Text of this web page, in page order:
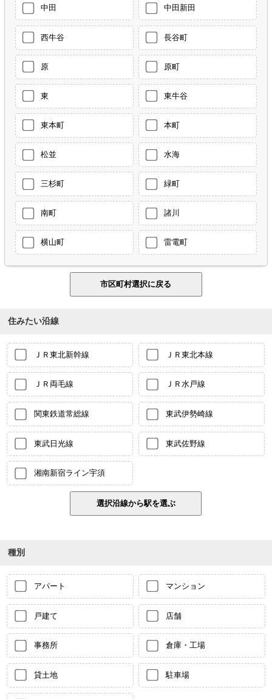
中田 中田新田
西牛谷 長谷町
原 原町
東 東牛谷
東本町 本町
松並 水海
三杉町 緑町
南町 諸川
横山町 雷電町
住みたい沿線
ＪＲ東北新幹線 ＪＲ東北本線
ＪＲ両毛線 ＪＲ水戸線
関東鉄道常総線 東武伊勢崎線
東武日光線 東武佐野線
湘南新宿ライン宇須
種別
アパート マンション
戸建て 店舗
事務所 倉庫・工場
貸土地 駐車場